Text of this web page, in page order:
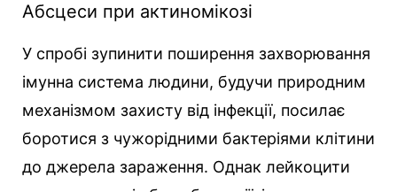
Абсцеси при актиномікозі
У спробі зупинити поширення захворювання
імунна система людини, будучи природним
механізмом захисту від інфекції, посилає
боротися з чужорідними бактеріями клітини
до джерела зараження. Однак лейкоцити